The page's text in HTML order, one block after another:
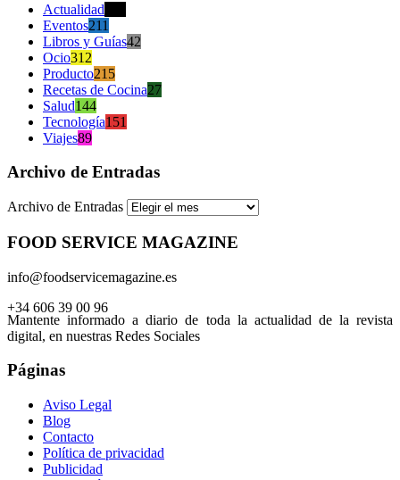
Actualidad
Eventos211
Libros y Guías42
Ocio312
Producto215
Recetas de Cocina27
Salud144
Tecnología151
Viajes89
Archivo de Entradas
Archivo de Entradas
FOOD SERVICE MAGAZINE
info@foodservicemagazine.es
+34 606 39 00 96
Mantente informado a diario de toda la actualidad de la revista
digital, en nuestras Redes Sociales
Páginas
Aviso Legal
Blog
Contacto
Política de privacidad
Publicidad